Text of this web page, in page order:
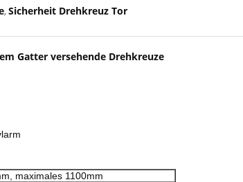
, Sicherheit Drehkreuz Tor
Gatter versehende Drehkreuze
maximales 1100mm